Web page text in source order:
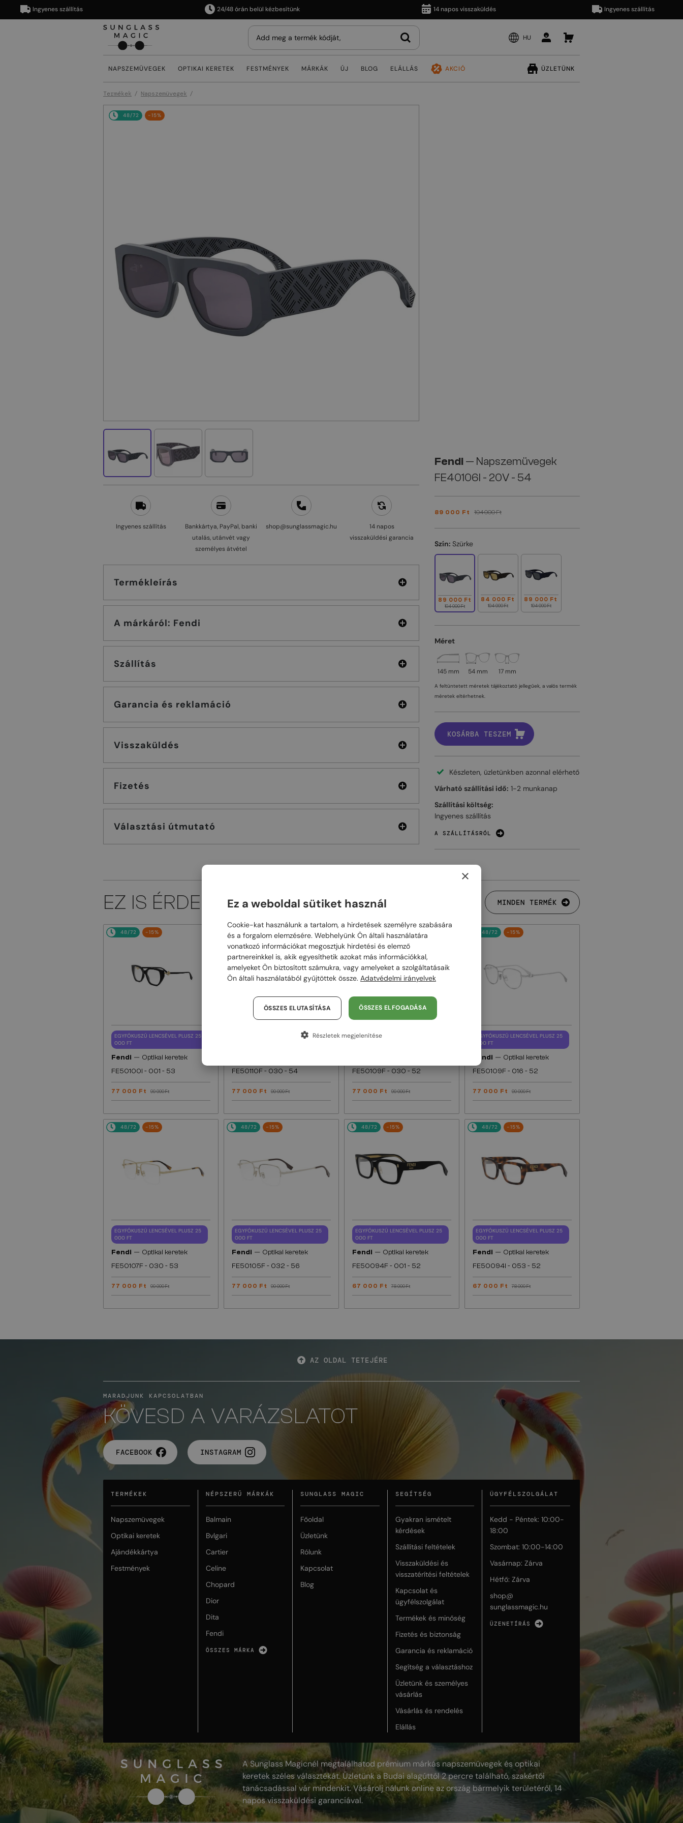
Ingyenes szállítás 24/48 órán belül kézbesítünk 14 napos visszaküldés Ingyenes szállítás
HU
NAPSZEMÜVEGEK OPTIKAI KERETEK FESTMÉNYEK MÁRKÁK ÚJ BLOG ELÁLLÁS AKCIÓ ÜZLETÜNK
Termékek Napszemüvegek
48/72 -15%
Ingyenes szállítás
Bankkártya, PayPal, banki
utalás, utánvét vagy
személyes átvétel
shop@sunglassmagic.hu
14 napos
visszaküldési garancia
Termékleírás
A márkáról: Fendi
Szállítás
Garancia és reklamáció
Visszaküldés
Fizetés
Választási útmutató
Fendi— Napszemüvegek
FE40106I - 20V - 54
89 000 Ft 104 000 Ft
Szín: Szürke
89 000 Ft
104 000 Ft
84 000 Ft
104 000 Ft
89 000 Ft
104 000 Ft
Méret
145 mm 54 mm 17 mm
A feltüntetett méretek tájékoztató jellegűek, a valós termék
méretek eltérhetnek.
KOSÁRBA TESZEM
Készleten, üzletünkben azonnal elérhető
Várható szállítási idő: 1-2 munkanap
Szállítási költség:
Ingyenes szállítás
A SZÁLLÍTÁSRÓL
EZ IS ÉRDEKELHET MINDEN TERMÉK
48/72 -15%
EGYFÓKUSZÚ LENCSÉVEL PLUSZ 25
000 FT
Fendi — Optikai keretek
FE50100I - 001 - 53
77 000 Ft 90 000 Ft
48/72 -15%
EGYFÓKUSZÚ LENCSÉVEL PLUSZ 25
FE50110F - 030 - 54
77 000 Ft 90 000 Ft
48/72 -15%
EGYFÓKUSZÚ LENCSÉVEL PLUSZ 25
FE50109F - 030 - 52
77 000 Ft 90 000 Ft
48/72 -15%
EGYFÓKUSZÚ LENCSÉVEL PLUSZ 25
000 FT
Fendi — Optikai keretek
FE50109F - 016 - 52
77 000 Ft 90 000 Ft
48/72 -15%
EGYFÓKUSZÚ LENCSÉVEL PLUSZ 25
000 FT
Fendi — Optikai keretek
FE50107F - 030 - 53
77 000 Ft 90 000 Ft
48/72 -15%
EGYFÓKUSZÚ LENCSÉVEL PLUSZ 25
000 FT
Fendi — Optikai keretek
FE50105F - 032 - 56
77 000 Ft 90 000 Ft
48/72 -15%
EGYFÓKUSZÚ LENCSÉVEL PLUSZ 25
000 FT
Fendi — Optikai keretek
FE50094F - 001 - 52
67 000 Ft 78 000 Ft
48/72 -15%
EGYFÓKUSZÚ LENCSÉVEL PLUSZ 25
000 FT
Fendi — Optikai keretek
FE50094I - 053 - 52
67 000 Ft 78 000 Ft
AZ OLDAL TETEJÉRE
MARADJUNK KAPCSOLATBAN
KÖVESD A VARÁZSLATOT
FACEBOOK INSTAGRAM
TERMÉKEK
Napszemüvegek
Optikai keretek
Ajándékkártya
Festmények
NÉPSZERŰ MÁRKÁK
Balmain
Bvlgari
Cartier
Celine
Chopard
Dior
Dita
Fendi
ÖSSZES MÁRKA
SUNGLASS MAGIC
Főoldal
Üzletünk
Rólunk
Kapcsolat
Blog
SEGÍTSÉG
Gyakran ismételt
kérdések
Szállítási feltételek
Visszaküldési és
visszatérítési feltételek
Kapcsolat és
ügyfélszolgálat
Termékek és minőség
Fizetés és biztonság
Garancia és reklamáció
Segítség a választáshoz
Üzletünk és személyes
vásárlás
Vásárlás és rendelés
Elállás
ÜGYFÉLSZOLGÁLAT
Kedd - Péntek: 10:00-
18:00
Szombat: 10:00-14:00
Vasárnap: Zárva
Hétfő: Zárva
shop@
sunglassmagic.hu
ÜZENETÍRÁS
A Sunglass Magicnél megtalálhatod prémium márkás napszemüvegek és optikai
keretek széles választékát. Üzletünk a Budai alagúttól 2 percre található, szakértői
tanácsadással vár mindenkit. Vásárolj nálunk online az ország bármelyik területéről, 14
napos visszaküldési garanciával.
×
Ez a weboldal sütiket használ
Cookie-kat használunk a tartalom, a hirdetések személyre szabására
és a forgalom elemzésére. Webhelyünk Ön általi használatára
vonatkozó információkat megosztjuk hirdetési és elemző
partnereinkkel is, akik egyesíthetik azokat más információkkal,
amelyeket Ön biztosított számukra, vagy amelyeket a szolgáltatásaik
Ön általi használatából gyűjtöttek össze. Adatvédelmi irányelvek
ÖSSZES ELFOGADÁSA
ÖSSZES ELUTASÍTÁSA
Részletek megjelenítése